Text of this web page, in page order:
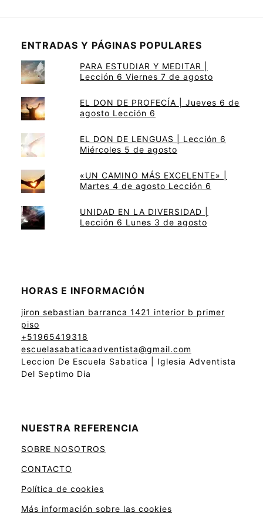
ENTRADAS Y PÁGINAS POPULARES
PARA ESTUDIAR Y MEDITAR |
Lección 6 Viernes 7 de agosto
EL DON DE PROFECÍA | Jueves 6 de
agosto Lección 6
EL DON DE LENGUAS | Lección 6
Miércoles 5 de agosto
«UN CAMINO MÁS EXCELENTE» |
Martes 4 de agosto Lección 6
UNIDAD EN LA DIVERSIDAD |
Lección 6 Lunes 3 de agosto
HORAS E INFORMACIÓN
jiron sebastian barranca 1421 interior b primer
piso
+51965419318
escuelasabaticaadventista@gmail.com
Leccion De Escuela Sabatica | Iglesia Adventista
Del Septimo Dia
NUESTRA REFERENCIA
SOBRE NOSOTROS
CONTACTO
Política de cookies
Más información sobre las cookies